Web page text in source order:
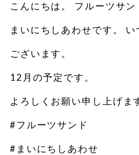
こんにちは。 フルーツサ
まいにちしあわせです。 い
ございます。
12月の予定です。
よろしくお願い申し上げま
#フルーツサンド
#まいにちしあわせ